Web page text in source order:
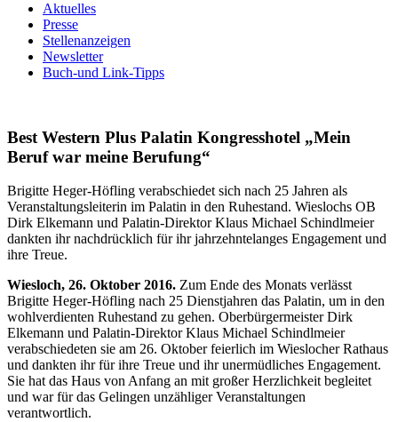
Aktuelles
Presse
Stellenanzeigen
Newsletter
Buch-und Link-Tipps
Best Western Plus Palatin Kongresshotel „Mein
Beruf war meine Berufung“
Brigitte Heger-Höfling verabschiedet sich nach 25 Jahren als
Veranstaltungsleiterin im Palatin in den Ruhestand. Wieslochs OB
Dirk Elkemann und Palatin-Direktor Klaus Michael Schindlmeier
dankten ihr nachdrücklich für ihr jahrzehntelanges Engagement und
ihre Treue.
Wiesloch, 26. Oktober 2016. Zum Ende des Monats verlässt
Brigitte Heger-Höfling nach 25 Dienstjahren das Palatin, um in den
wohlverdienten Ruhestand zu gehen. Oberbürgermeister Dirk
Elkemann und Palatin-Direktor Klaus Michael Schindlmeier
verabschiedeten sie am 26. Oktober feierlich im Wieslocher Rathaus
und dankten ihr für ihre Treue und ihr unermüdliches Engagement.
Sie hat das Haus von Anfang an mit großer Herzlichkeit begleitet
und war für das Gelingen unzähliger Veranstaltungen
verantwortlich.